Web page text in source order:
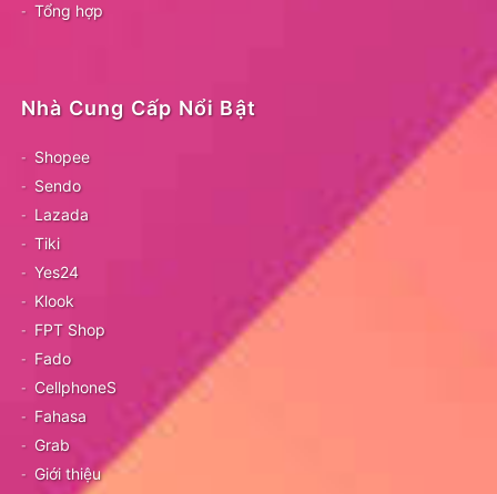
Tổng hợp
Nhà Cung Cấp Nổi Bật
Shopee
Sendo
Lazada
Tiki
Yes24
Klook
FPT Shop
Fado
CellphoneS
Fahasa
Grab
Giới thiệu